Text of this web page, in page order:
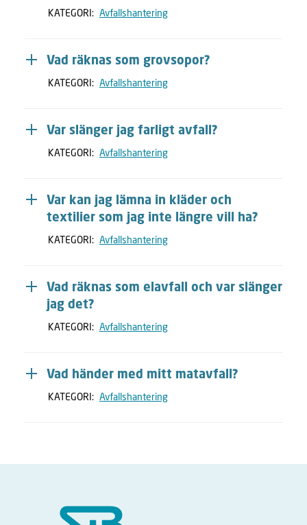
KATEGORI: Avfallshantering
Vad räknas som grovsopor?
KATEGORI: Avfallshantering
Var slänger jag farligt avfall?
KATEGORI: Avfallshantering
Var kan jag lämna in kläder och
textilier som jag inte längre vill ha?
KATEGORI: Avfallshantering
Vad räknas som elavfall och var slänger
jag det?
KATEGORI: Avfallshantering
Vad händer med mitt matavfall?
KATEGORI: Avfallshantering